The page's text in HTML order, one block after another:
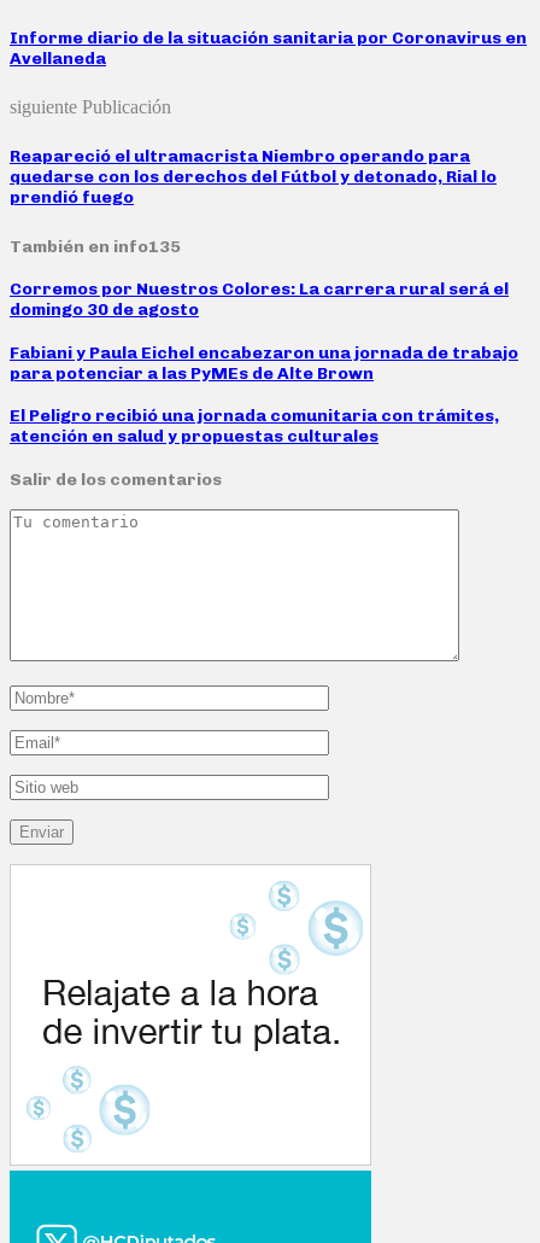
Informe diario de la situación sanitaria por Coronavirus en
Avellaneda
siguiente Publicación
Reapareció el ultramacrista Niembro operando para
quedarse con los derechos del Fútbol y detonado, Rial lo
prendió fuego
También en info135
Corremos por Nuestros Colores: La carrera rural será el
domingo 30 de agosto
Fabiani y Paula Eichel encabezaron una jornada de trabajo
para potenciar a las PyMEs de Alte Brown
El Peligro recibió una jornada comunitaria con trámites,
atención en salud y propuestas culturales
Salir de los comentarios